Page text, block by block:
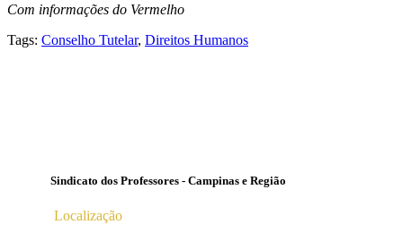
Com informações do Vermelho
Tags: Conselho Tutelar, Direitos Humanos
Sindicato dos Professores - Campinas e Região
Localização